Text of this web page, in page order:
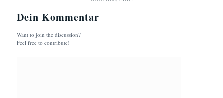
Dein Kommentar
Want to join the discussion?
Feel free to contribute!